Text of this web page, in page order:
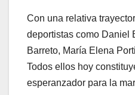
Con una relativa
deportistas como Daniel
Barreto, María Elena
Todos ellos hoy
esperanzador para la